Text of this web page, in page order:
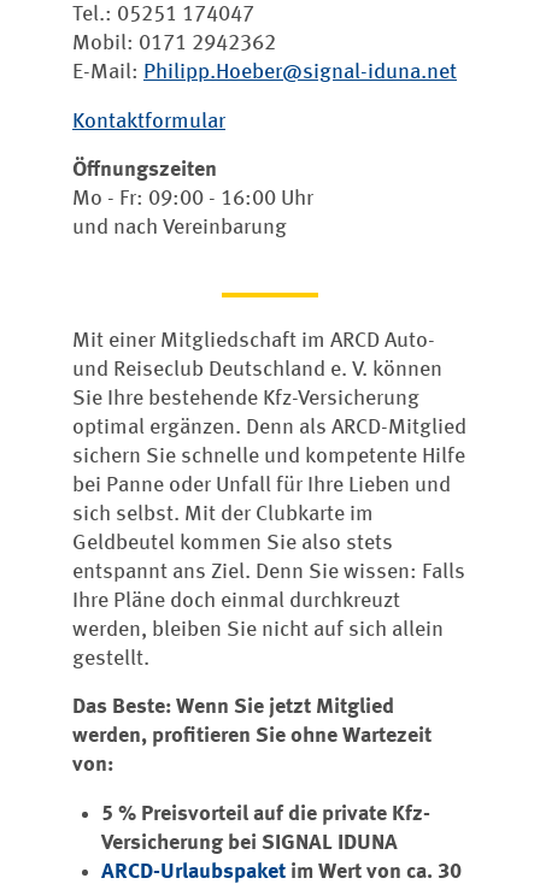
Tel.: 05251 174047
Mobil: 0171 2942362
E-Mail: Philipp.Hoeber@signal-iduna.net
Kontaktformular
Öffnungszeiten
Mo - Fr: 09:00 - 16:00 Uhr
und nach Vereinbarung
Mit einer Mitgliedschaft im ARCD Auto-
und Reiseclub Deutschland e. V. können
Sie Ihre bestehende Kfz-Versicherung
optimal ergänzen. Denn als ARCD-Mitglied
sichern Sie schnelle und kompetente Hilfe
bei Panne oder Unfall für Ihre Lieben und
sich selbst. Mit der Clubkarte im
Geldbeutel kommen Sie also stets
entspannt ans Ziel. Denn Sie wissen: Falls
Ihre Pläne doch einmal durchkreuzt
werden, bleiben Sie nicht auf sich allein
gestellt.
Das Beste: Wenn Sie jetzt Mitglied
werden, profitieren Sie ohne Wartezeit
von:
5 % Preisvorteil auf die private Kfz-
Versicherung bei SIGNAL IDUNA
ARCD-Urlaubspaket im Wert von ca. 30